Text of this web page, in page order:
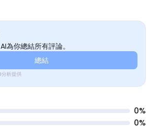
你總結所有評論。
總結
析提供
0%
0%